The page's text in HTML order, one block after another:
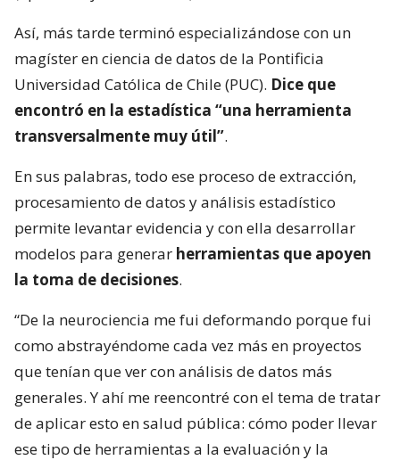
Así, más tarde terminó especializándose con un
magíster en ciencia de datos de la Pontificia
Universidad Católica de Chile (PUC). Dice que
encontró en la estadística “una herramienta
transversalmente muy útil”.
En sus palabras, todo ese proceso de extracción,
procesamiento de datos y análisis estadístico
permite levantar evidencia y con ella desarrollar
modelos para generar herramientas que apoyen
la toma de decisiones.
“De la neurociencia me fui deformando porque fui
como abstrayéndome cada vez más en proyectos
que tenían que ver con análisis de datos más
generales. Y ahí me reencontré con el tema de tratar
de aplicar esto en salud pública: cómo poder llevar
ese tipo de herramientas a la evaluación y la